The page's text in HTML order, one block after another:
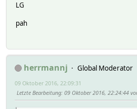
LG
pah
herrmannj
Global Moderator
09 Oktober 2016, 22:09:31
Letzte Bearbeitung: 09 Oktober 2016, 22:24:44